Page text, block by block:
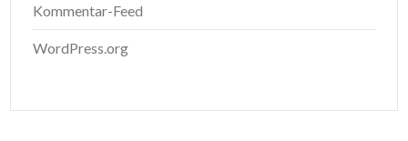
Kommentar-Feed
WordPress.org